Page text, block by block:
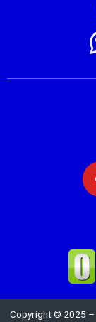
Copyright © 2025 –